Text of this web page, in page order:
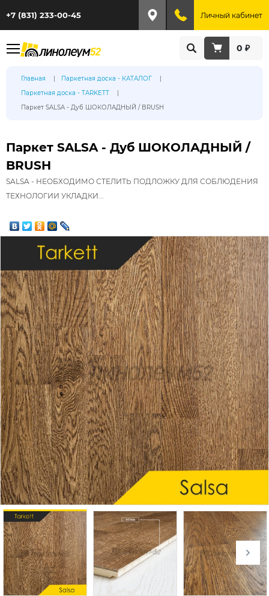
+7 (831) 233-00-45 Личный кабинет
0 ₽
Главная
Паркетная доска - КАТАЛОГ
Паркетная доска - TARKETT
Паркет SALSA - Дуб ШОКОЛАДНЫЙ / BRUSH
Паркет SALSA - Дуб ШОКОЛАДНЫЙ /
BRUSH
SALSA - НЕОБХОДИМО СТЕЛИТЬ ПОДЛОЖКУ ДЛЯ СОБЛЮДЕНИЯ
ТЕХНОЛОГИИ УКЛАДКИ...